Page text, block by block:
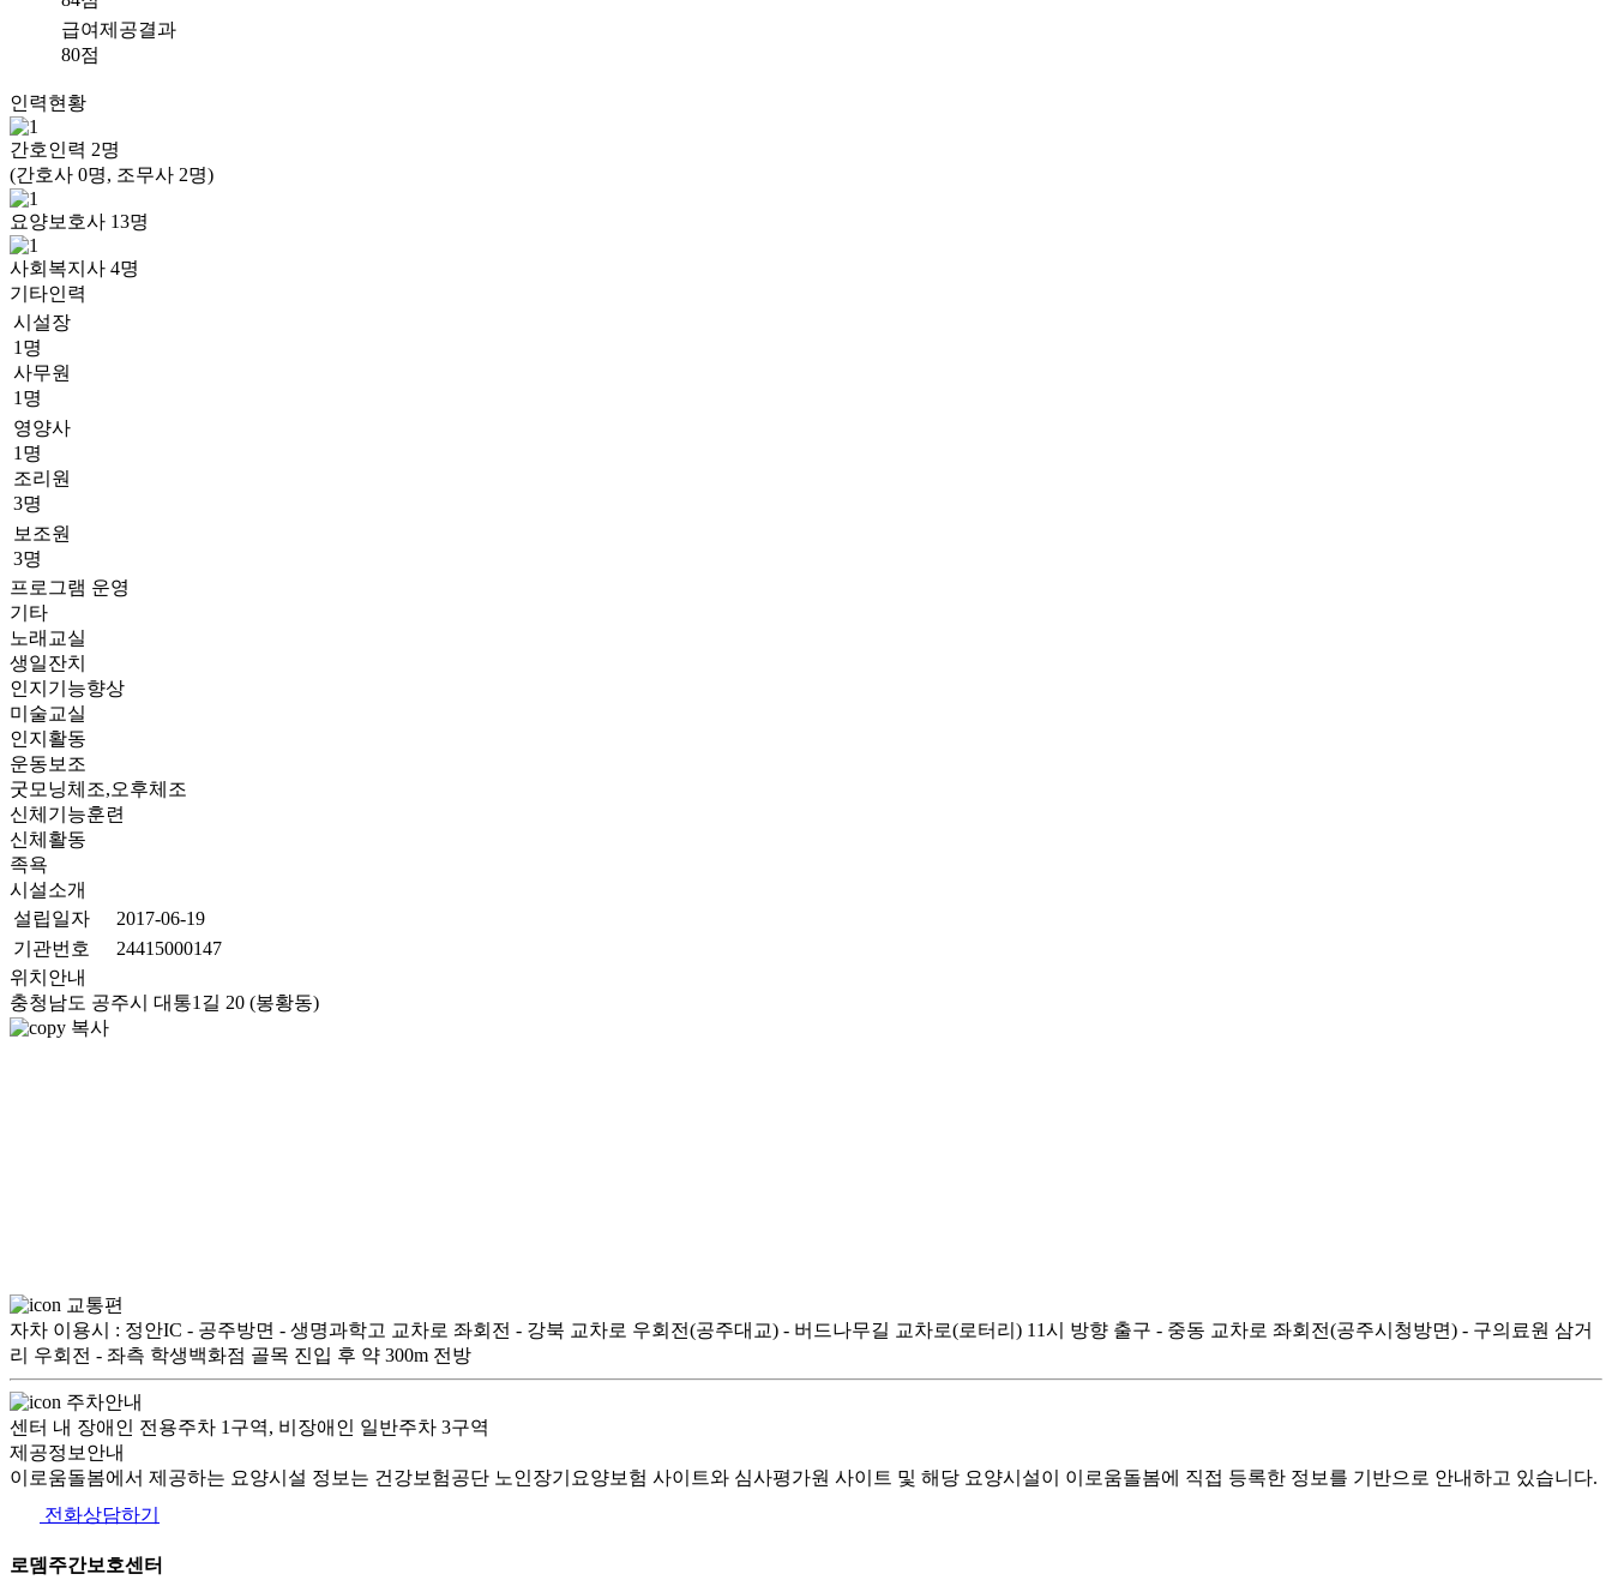
급여제공결과
80점
인력현황
간호인력 2명
(간호사 0명, 조무사 2명)
요양보호사 13명
사회복지사 4명
기타인력
시설장
1명
사무원
1명
영양사
1명
조리원
3명
보조원
3명
프로그램 운영
기타
노래교실
생일잔치
인지기능향상
미술교실
인지활동
운동보조
굿모닝체조,오후체조
신체기능훈련
신체활동
족욕
시설소개
설립일자
2017-06-19
기관번호
24415000147
위치안내
충청남도 공주시 대통1길 20 (봉황동)
복사
교통편
자차 이용시 : 정안IC - 공주방면 - 생명과학고 교차로 좌회전 - 강북 교차로 우회전(공주대교) - 버드나무길 교차로(로터리) 11시 방향 출구 - 중동 교차로 좌회전(공주시청방면) - 구의료원 삼거
리 우회전 - 좌측 학생백화점 골목 진입 후 약 300m 전방
주차안내
센터 내 장애인 전용주차 1구역, 비장애인 일반주차 3구역
제공정보안내
이로움돌봄에서 제공하는 요양시설 정보는 건강보험공단 노인장기요양보험 사이트와 심사평가원 사이트 및 해당 요양시설이 이로움돌봄에 직접 등록한 정보를 기반으로 안내하고 있습니다.
전화상담하기
로뎀주간보호센터